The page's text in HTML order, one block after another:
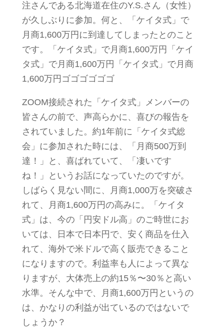
注さんである北海道在住のY.S.さん（女性）
が久しぶりに参加。何と、「ケイタ式」で
月商1,600万円に到達してしまったとのこと
です。「ケイタ式」で月商1,600万円「ケイ
タ式」で月商1,600万円「ケイタ式」で月商
1,600万円ゴゴゴゴゴゴ
ZOOM接続された「ケイタ式」メンバーの
皆さんの前で、声高らかに、喜びの報告を
されていました。約1年前に「ケイタ式総
会」に参加された時には、「月商500万到
達！」と、喜ばれていて、「凄いです
ね！」というお話になっていたのですが。
しばらく見ない間に、月商1,000万を突破さ
れて、月商1,600万円の高みに。「ケイタ
式」は、今の「円安ドル高」のご時世にお
いては、日本で日本円で、安く商品を仕入
れて、海外で米ドルで高く販売できること
になりますので。利益率も人によって異な
りますが、大体売上の約15％〜30％と高い
水準。そんな中で、月商1,600万円というの
は、かなりの利益が出ているのではないで
しょうか？